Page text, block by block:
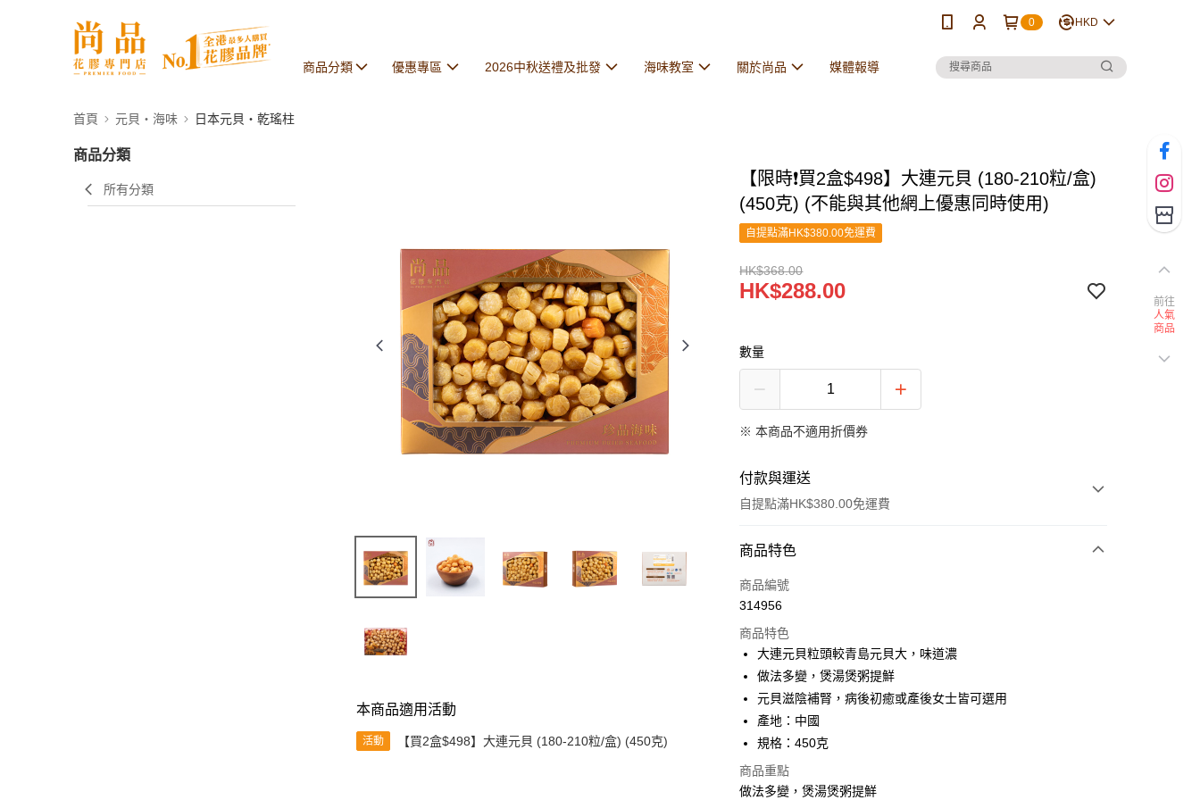
0 HKD
商品分類 優惠專區 2026中秋送禮及批發 海味教室 關於尚品 媒體報導
首頁 元貝・海味 日本元貝・乾瑤柱
商品分類
所有分類
本商品適用活動
活動 【買2盒$498】大連元貝 (180-210粒/盒) (450克)
【限時❗買2盒$498】大連元貝 (180-210粒/盒)
(450克) (不能與其他網上優惠同時使用)
自提點滿HK$380.00免運費
HK$368.00
HK$288.00
數量
※ 本商品不適用折價券
付款與運送
自提點滿HK$380.00免運費
付款方式
信用卡
Google Pay
AlipayHK
PayMe
WeChat Pay
BoC Pay
商品特色
商品編號
314956
商品特色
大連元貝粒頭較青島元貝大，味道濃
做法多變，煲湯煲粥提鮮
元貝滋陰補腎，病後初癒或產後女士皆可選用
產地：中國
規格：450克
商品重點
做法多變，煲湯煲粥提鮮
前往
人氣
商品